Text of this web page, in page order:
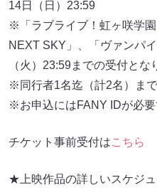
14日（日）23:59
※「ラブライブ！虹ヶ咲学
NEXT SKY」、「ヴァンパ
（火）23:59までの受付とな
※同行者1名迄（計2名）ま
※お申込にはFANY IDが必要
チケット事前受付はこちら
★上映作品の詳しいスケジ